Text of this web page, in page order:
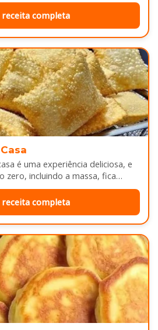
receita completa
é uma experiência deliciosa, e
zero, incluindo a massa, fica
receita completa